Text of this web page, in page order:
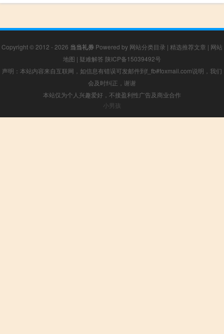
Copyright © 2012 - 2026 当当礼券 Powered by 网站分类目录 | 精选推荐文章 | 网站
地图 | 疑难解答 陕ICP备15039492号
声明：本站内容来自互联网，如信息有错误可发邮件到f_fb#foxmail.com说明，我们
会及时纠正，谢谢
本站仅为个人兴趣爱好，不接盈利性广告及商业合作
小男孩